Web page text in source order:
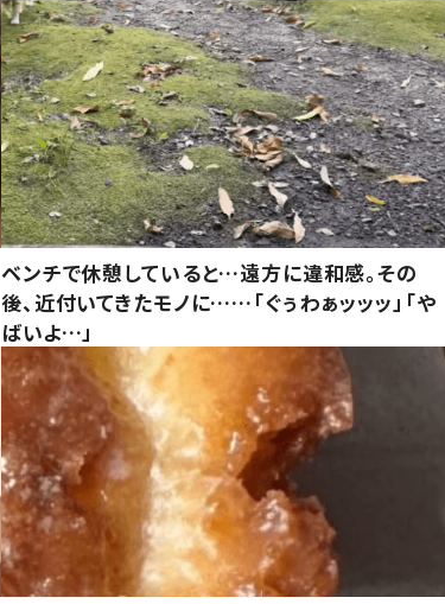
ベンチで休憩していると…遠方に違和感。その
後、近付いてきたモノに……「ぐぅわぁッッッ」「や
ばいよ…」